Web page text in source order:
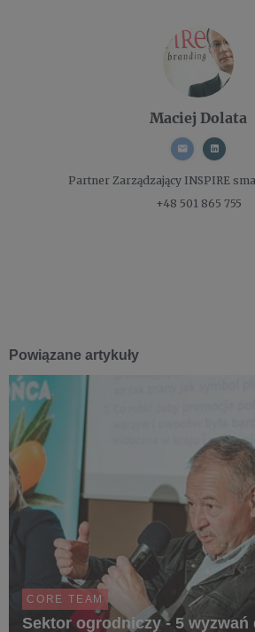
Maciej Dolata
Partner Zarządzający INSPIRE
+48 501 865 755
Powiązane artykuły
CORE TEAM
Sektor ogrodniczy - 5 wyzwań